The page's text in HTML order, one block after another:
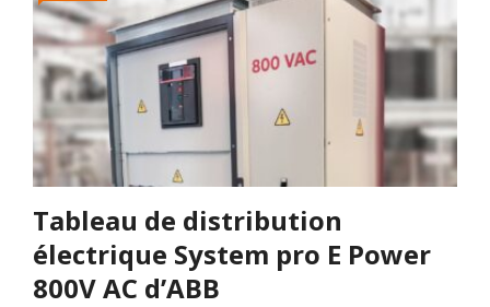
Tableau de distribution
électrique System pro E Power
800V AC d’ABB